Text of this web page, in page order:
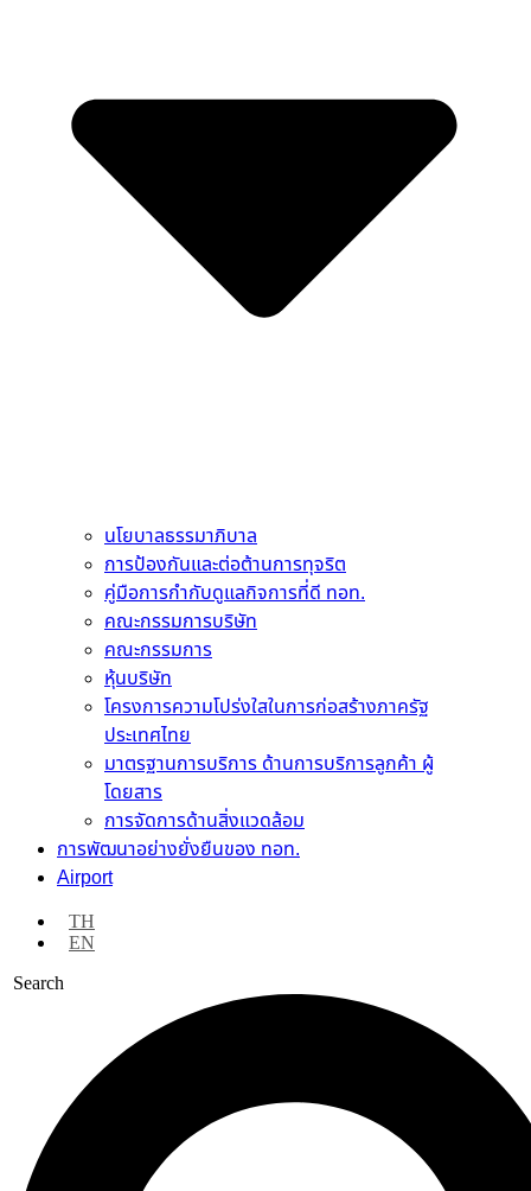
นโยบาลธรรมาภิบาล
การป้องกันและต่อต้านการทุจริต
คู่มือการกำกับดูแลกิจการที่ดี ทอท.
คณะกรรมการบริษัท
คณะกรรมการ
หุ้นบริษัท
โครงการความโปร่งใสในการก่อสร้างภาครัฐ
ประเทศไทย
มาตรฐานการบริการ ด้านการบริการลูกค้า ผู้
โดยสาร
การจัดการด้านสิ่งแวดล้อม
การพัฒนาอย่างยั่งยืนของ ทอท.
Airport
TH
EN
Search